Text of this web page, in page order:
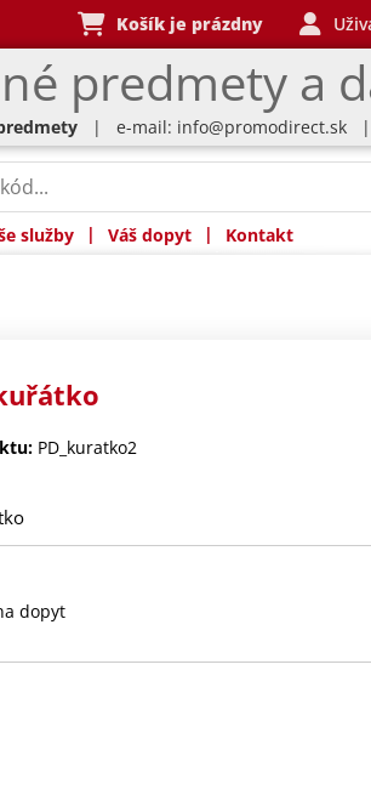
predmety a
Košík je prázdny
| e-mail: info@promodirect.sk |
služby | Váš dopyt | Kontakt
PD_kuratko2
dopyt